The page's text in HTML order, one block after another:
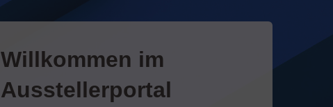
Willkommen im
Ausstellerportal